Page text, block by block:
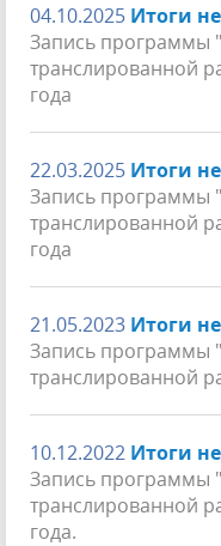
04.10.2025 Итоги
Запись программы
транслированной
года
22.03.2025 Итоги
Запись программы
транслированной
года
21.05.2023 Итоги
Запись программы
транслированной
10.12.2022 Итоги
Запись программы
транслированной
года.